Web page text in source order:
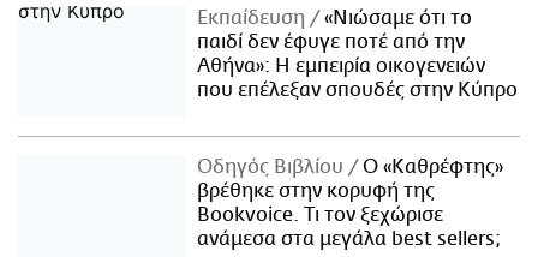
Εκπαίδευση
«Νιώσαμε ότι το
παιδί δεν έφυγε ποτέ από την
Αθήνα»: Η εμπειρία οικογενειών
που επέλεξαν σπουδές στην Κύπρο
Οδηγός Βιβλίου
Ο «Καθρέφτης»
βρέθηκε στην κορυφή της
Bookvoice. Τι τον ξεχώρισε
ανάμεσα στα μεγάλα best sellers;